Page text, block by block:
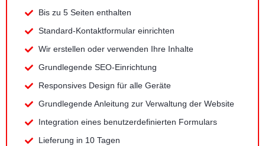
Bis zu 5 Seiten enthalten
Standard-Kontaktformular einrichten
Wir erstellen oder verwenden Ihre Inhalte
Grundlegende SEO-Einrichtung
Responsives Design für alle Geräte
Grundlegende Anleitung zur Verwaltung der Website
Integration eines benutzerdefinierten Formulars
Lieferung in 10 Tagen